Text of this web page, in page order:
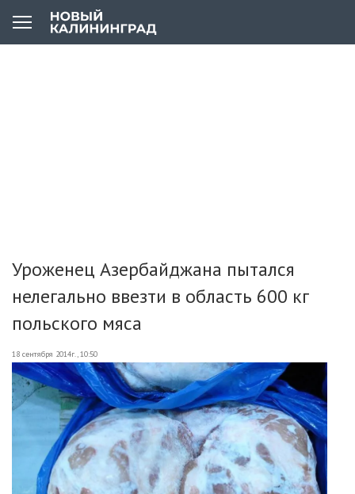
Уроженец Азербайджана пытался
нелегально ввезти в область 600 кг
польского мяса
18 сентября 2014г., 10:50